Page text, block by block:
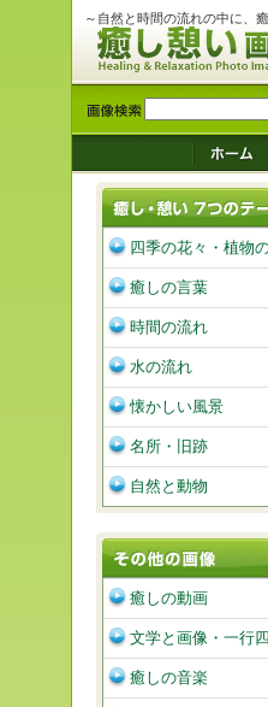
～自然と時間の流れの中に、
四季の花々・植物
癒しの言葉
時間の流れ
水の流れ
懐かしい風景
名所・旧跡
自然と動物
癒しの動画
文学と画像・一行
癒しの音楽